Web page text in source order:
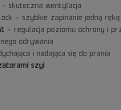
– skuteczna wentylacja
– szybkie zapinanie jedną ręką
– regulacja poziomu ochrony i
odrywania
i nadająca się do prania
szyi